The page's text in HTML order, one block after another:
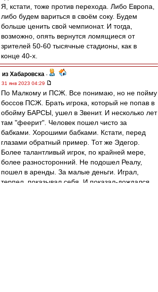
Я, кстати, тоже против перехода. Либо Европа,
либо будем вариться в своём соку. Будем
больше ценить свой чемпионат. И тогда,
возможно, опять вернутся ломящиеся от
зрителей 50-60 тысячные стадионы, как в
конце 40-х.
из Хабаровска -
31 янв 2023 04:29
По Малкому и ПСЖ. Все понимаю, но не пойму
боссов ПСЖ. Брать игрока, который не попав в
обойму БАРСЫ, ушел в Звенит. И несколько лет
там "феерит". Человек пошел чисто за
бабками. Хорошими бабками. Кстати, перед
глазами обратный пример. Тот же Эдегор.
Более талантливый игрок, по крайней мере,
более разносторонний. Не подошел Реалу,
пошел в аренды. За малые деньги. Играл,
терпел, показывал себя. И показал-дождался.